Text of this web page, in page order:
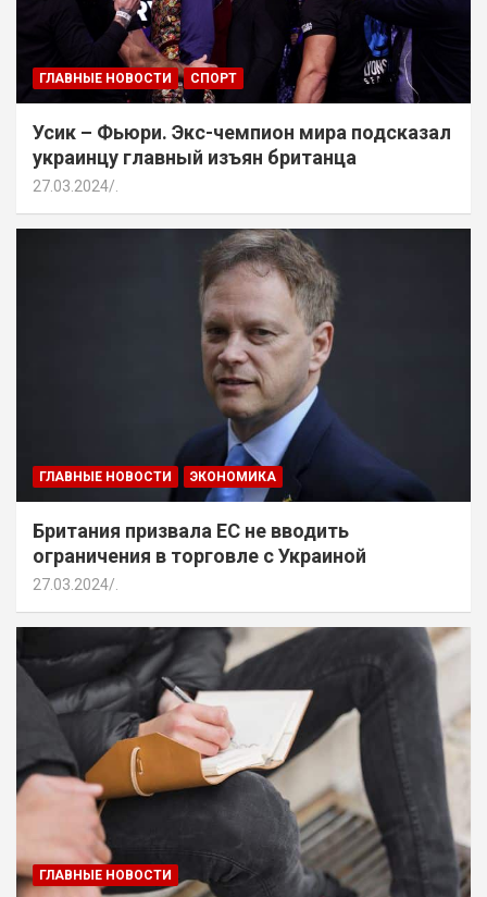
ГЛАВНЫЕ НОВОСТИ СПОРТ
Усик – Фьюри. Экс-чемпион мира подсказал
украинцу главный изъян британца
27.03.2024 .
ГЛАВНЫЕ НОВОСТИ ЭКОНОМИКА
Британия призвала ЕС не вводить
ограничения в торговле с Украиной
27.03.2024
ГЛАВНЫЕ НОВОСТИ